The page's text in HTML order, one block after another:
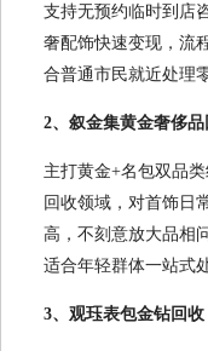
支持无预约临时到店
奢配饰快速变现，流
合普通市民就近处理
2、叙金集黄金奢侈品
主打黄金+名包双品
回收领域，对首饰日
高，不刻意放大品相
适合年轻群体一站式
3、观珏表包金钻回收